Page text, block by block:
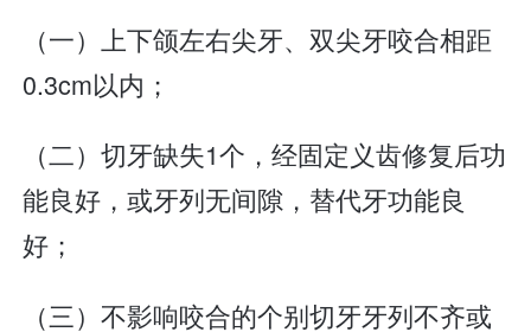
（一）上下颌左右尖牙、双尖牙咬合相距
0.3cm以内；
（二）切牙缺失1个，经固定义齿修复后功
能良好，或牙列无间隙，替代牙功能良
好；
（三）不影响咬合的个别切牙牙列不齐或